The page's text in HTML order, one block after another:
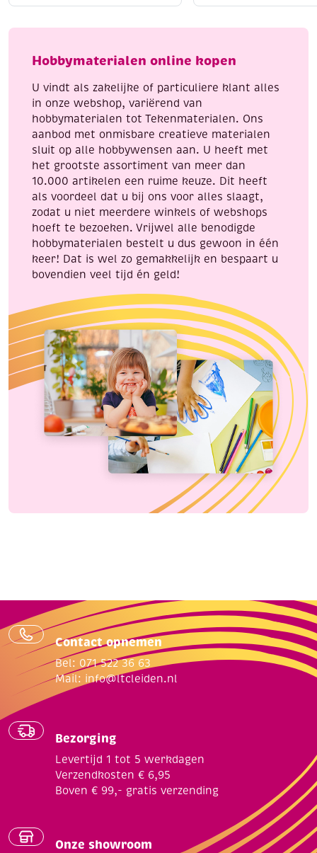
ml
x
cm
Hobbymaterialen online kopen
U vindt als zakelijke of particuliere klant alles
in onze webshop, variërend van
hobbymaterialen tot Tekenmaterialen. Ons
aanbod met onmisbare creatieve materialen
sluit op alle hobbywensen aan. U heeft met
het grootste assortiment van meer dan
10.000 artikelen een ruime keuze. Dit heeft
als voordeel dat u bij ons voor alles slaagt,
zodat u niet meerdere winkels of webshops
hoeft te bezoeken. Vrijwel alle benodigde
hobbymaterialen bestelt u dus gewoon in één
keer! Dat is wel zo gemakkelijk en bespaart u
bovendien veel tijd én geld!
Contact opnemen
Bel: 071 522 36 63
Mail: info@ltcleiden.nl
Bezorging
Levertijd 1 tot 5 werkdagen
Verzendkosten € 6,95
Boven € 99,- gratis verzending
Onze showroom